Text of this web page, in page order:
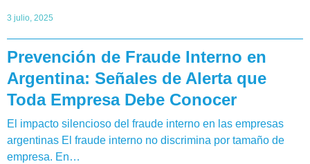
3 julio, 2025
Prevención de Fraude Interno en
Argentina: Señales de Alerta que
Toda Empresa Debe Conocer
El impacto silencioso del fraude interno en las empresas
argentinas El fraude interno no discrimina por tamaño de
empresa. En…